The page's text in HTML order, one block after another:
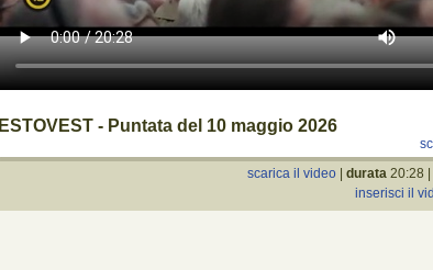
ESTOVEST - Puntata del 10 maggio 2026
scarica il video | durata 20:28 |
inserisci il